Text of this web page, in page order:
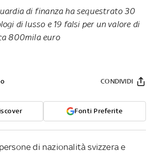
di finanza ha sequestrato 30
di lusso e 19 falsi per un valore di
800mila euro
Fonti Preferite
CONDIVIDI
di nazionalità svizzera e